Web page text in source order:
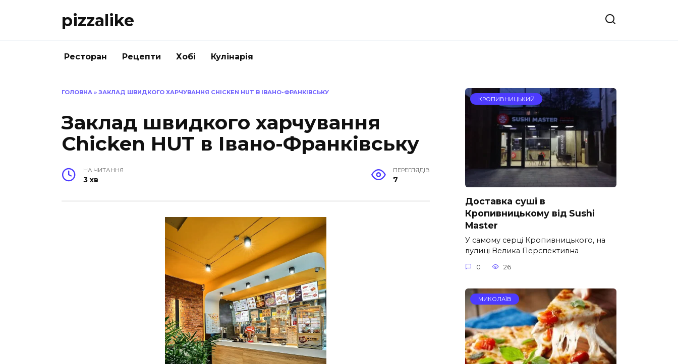
pizzalike
Ресторан Рецепти Хобі Кулінарія
ГОЛОВНА » ЗАКЛАД ШВИДКОГО ХАРЧУВАННЯ CHICKEN HUT В ІВАНО-ФРАНКІВСЬКУ
Заклад швидкого харчування
Chicken HUT в Івано-Франківську
НА ЧИТАННЯ
3 хв
ПЕРЕГЛЯДІВ
7
КРОПИВНИЦЬКИЙ
Доставка суші в
Кропивницькому від Sushi
Master
У самому серці Кропивницького, на
вулиці Велика Перспективна
0 26
МИКОЛАЇВ